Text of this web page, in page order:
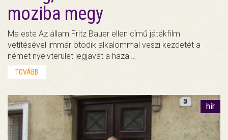
moziba megy
Ma este Az állam Fritz Bauer ellen című játékfilm
vetítésével immár ötödik alkalommal veszi kezdetét a
német nyelvterület legjavát a hazai…
TOVÁBB
hír